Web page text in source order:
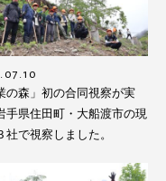
の森」初の合同視察が実
手県住田町・大船渡市の現
社で視察しました。